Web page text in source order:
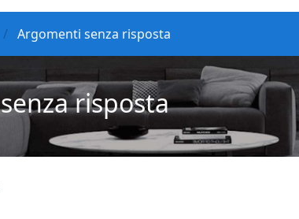
Argomenti senza risposta
risposta